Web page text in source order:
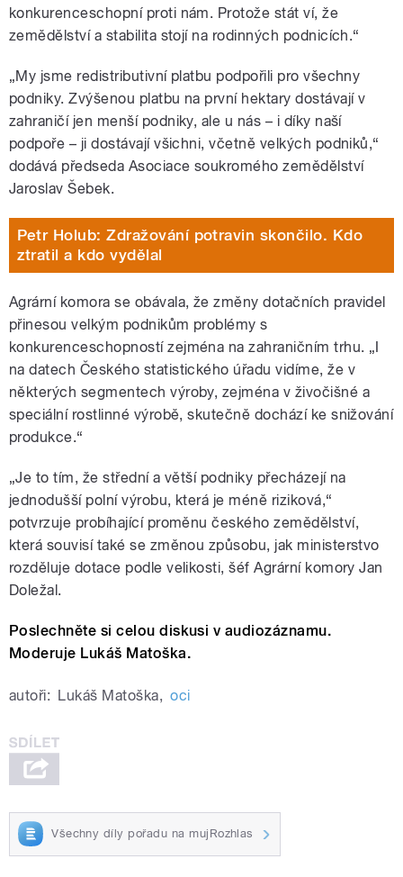
konkurenceschopní proti nám. Protože stát ví, že
zemědělství a stabilita stojí na rodinných podnicích.“
„My jsme redistributivní platbu podpořili pro všechny
podniky. Zvýšenou platbu na první hektary dostávají v
zahraničí jen menší podniky, ale u nás – i díky naší
podpoře – ji dostávají všichni, včetně velkých podniků,“
dodává předseda Asociace soukromého zemědělství
Jaroslav Šebek.
Petr Holub: Zdražování potravin skončilo. Kdo
ztratil a kdo vydělal
Agrární komora se obávala, že změny dotačních pravidel
přinesou velkým podnikům problémy s
konkurenceschopností zejména na zahraničním trhu. „I
na datech Českého statistického úřadu vidíme, že v
některých segmentech výroby, zejména v živočišné a
speciální rostlinné výrobě, skutečně dochází ke snižování
produkce.“
„Je to tím, že střední a větší podniky přecházejí na
jednodušší polní výrobu, která je méně riziková,“
potvrzuje probíhající proměnu českého zemědělství,
která souvisí také se změnou způsobu, jak ministerstvo
rozděluje dotace podle velikosti, šéf Agrární komory Jan
Doležal.
Poslechněte si celou diskusi v audiozáznamu.
Moderuje Lukáš Matoška.
autoři: Lukáš Matoška, oci
Všechny díly pořadu na mujRozhlas